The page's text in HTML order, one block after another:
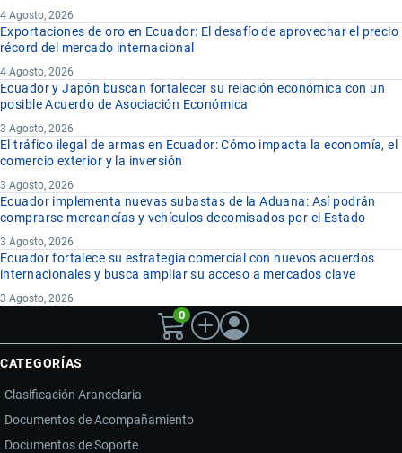
4 Agosto, 2026
Exportaciones de oro en Ecuador: El desafío de aprovechar el precio
récord del mercado internacional
4 Agosto, 2026
Ecuador y Japón buscan fortalecer su relación económica con un
posible Acuerdo de Asociación Económica
3 Agosto, 2026
El tráfico ilegal de armas en Ecuador: Cómo impacta la economía, el
comercio exterior y la inversión
3 Agosto, 2026
Ecuador implementa nuevas subastas de la Aduana: Así podrán
comprarse mercancías y vehículos decomisados por el Estado
3 Agosto, 2026
Ecuador fortalece su estrategia comercial con nuevos acuerdos
internacionales y busca ampliar su acceso a mercados clave
3 Agosto, 2026
0
CATEGORÍAS
Clasificación Arancelaria
Documentos de Acompañamiento
Documentos de Soporte